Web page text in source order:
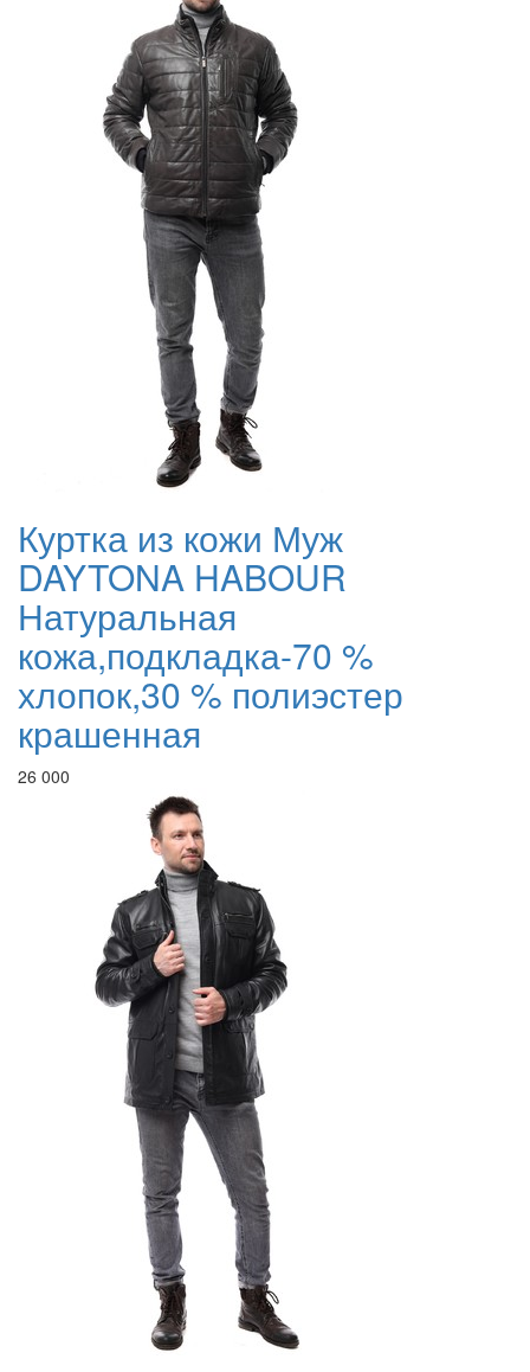
Куртка из кожи Муж
DAYTONA HABOUR
Натуральная
кожа,подкладка-70 %
хлопок,30 % полиэстер
крашенная
26 000